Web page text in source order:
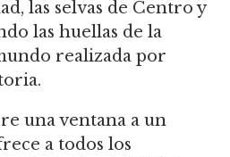
las selvas de Centro y
las huellas de la
realizada por
una ventana a un
a todos los